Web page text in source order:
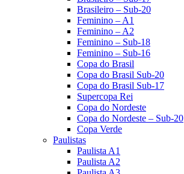
Brasileiro – Sub-20
Feminino – A1
Feminino – A2
Feminino – Sub-18
Feminino – Sub-16
Copa do Brasil
Copa do Brasil Sub-20
Copa do Brasil Sub-17
Supercopa Rei
Copa do Nordeste
Copa do Nordeste – Sub-20
Copa Verde
Paulistas
Paulista A1
Paulista A2